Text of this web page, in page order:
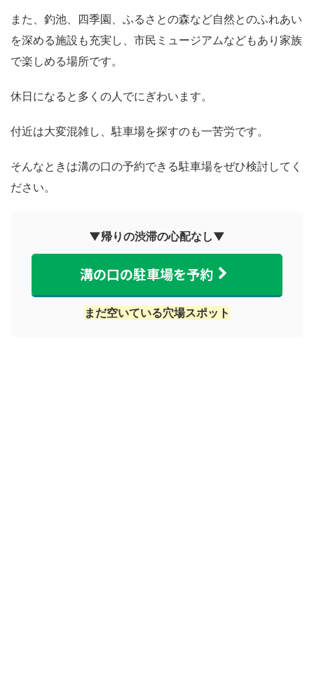
また、釣池、四季園、ふるさとの森など自然とのふれあい
を深める施設も充実し、市民ミュージアムなどもあり家族
で楽しめる場所です。
休日になると多くの人でにぎわいます。
付近は大変混雑し、駐車場を探すのも一苦労です。
そんなときは溝の口の予約できる駐車場をぜひ検討してく
ださい。
▼帰りの渋滞の心配なし▼
溝の口の駐車場を予約
まだ空いている穴場スポット